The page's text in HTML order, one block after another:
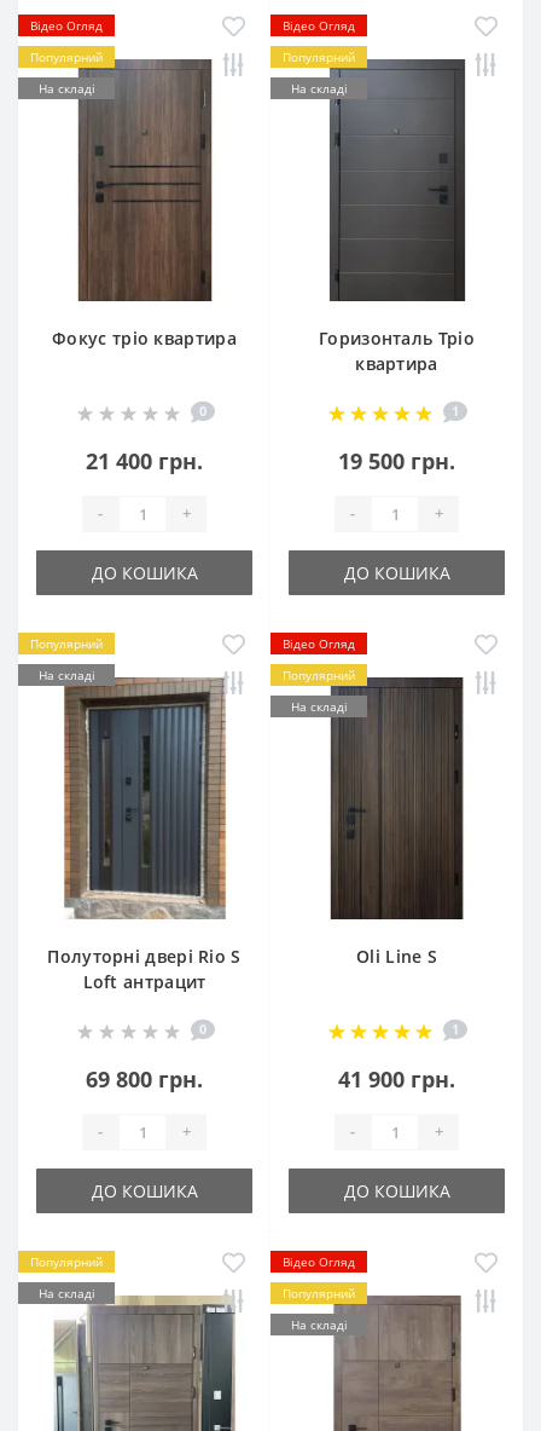
Відео Огляд
Популярний
На складі
Фокус тріо квартира
0
21 400 грн.
- +
ДО КОШИКА
Відео Огляд
Популярний
На складі
Горизонталь Тріо
квартира
1
19 500 грн.
- +
ДО КОШИКА
Популярний
На складі
Полуторні двері Rio S
Loft антрацит
0
69 800 грн.
- +
ДО КОШИКА
Відео Огляд
Популярний
На складі
Oli Line S
1
41 900 грн.
- +
ДО КОШИКА
Популярний
На складі
Відео Огляд
Популярний
На складі